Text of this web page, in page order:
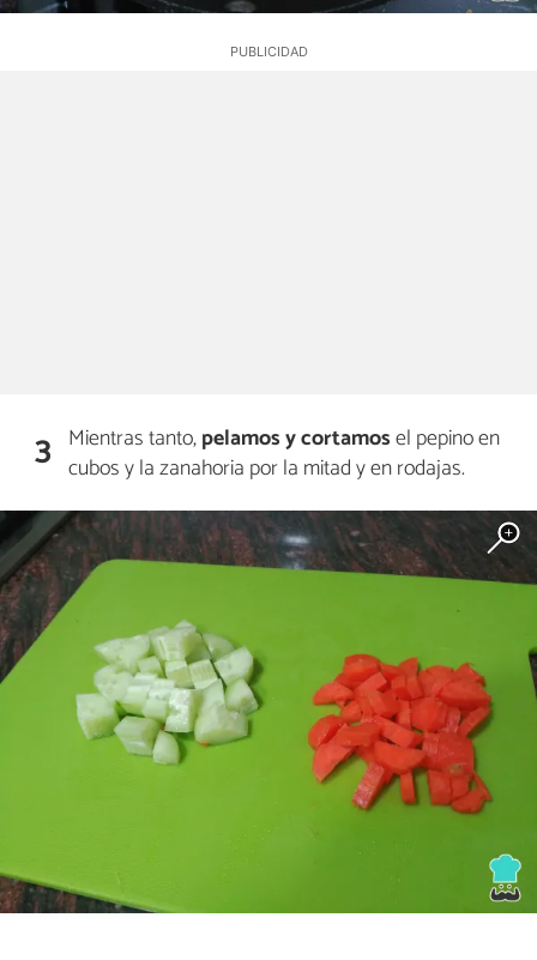
3 Mientras tanto,pelamos y cortamosel pepino en
cubos y la zanahoria por la mitad y en rodajas.